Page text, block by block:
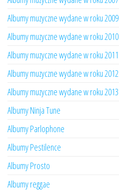
Albumy muzyczne wydane w roku 2009
Albumy muzyczne wydane w roku 2010
Albumy muzyczne wydane w roku 2011
Albumy muzyczne wydane w roku 2012
Albumy muzyczne wydane w roku 2013
Albumy Ninja Tune
Albumy Parlophone
Albumy Pestilence
Albumy Prosto
Albumy reggae